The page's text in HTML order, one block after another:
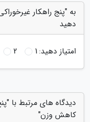
به "پنج راهکار
دهید
امتیاز دهید:1
2
دیدگاه های مرتبط با
کاهش وزن"